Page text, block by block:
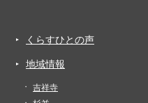
くらすひとの声
地域情報
吉祥寺